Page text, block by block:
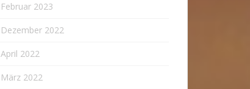
Februar 2023
Dezember 2022
April 2022
März 2022